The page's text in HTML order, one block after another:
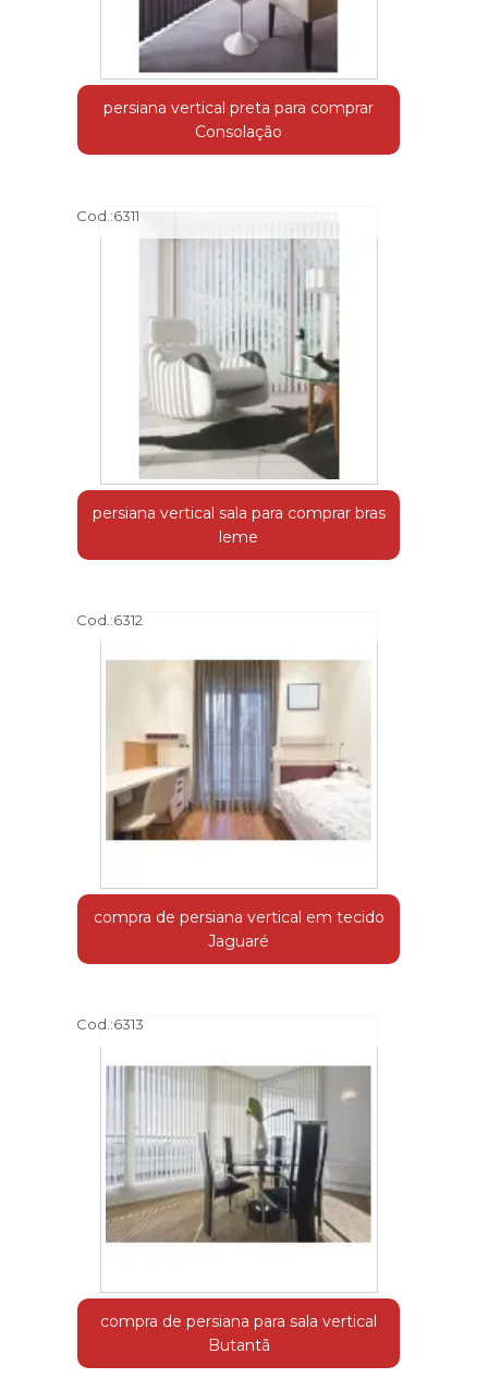
persiana vertical preta para comprar
Consolação
Cod.:6311
persiana vertical sala para comprar bras
leme
Cod.:6312
compra de persiana vertical em tecido
Jaguaré
Cod.:6313
compra de persiana para sala vertical
Butantã